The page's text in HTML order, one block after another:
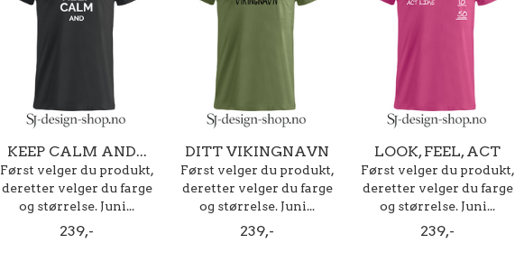
KEEP CALM AND...
Først velger du produkt,
deretter velger du farge
og størrelse. Juni...
239,-
DITT VIKINGNAVN
Først velger du produkt,
deretter velger du farge
og størrelse. Juni...
239,-
LOOK, FEEL, ACT
Først velger du produkt,
deretter velger du farge
og størrelse. Juni...
239,-